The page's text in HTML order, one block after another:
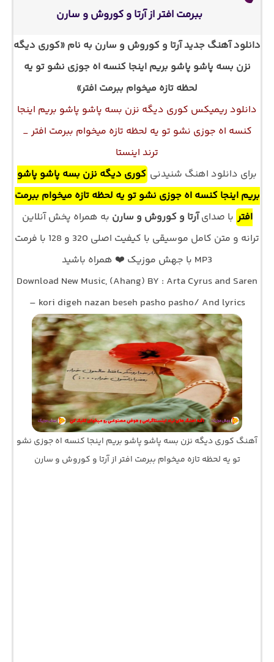
ببرمت افتر از آرتا و کوروش و سارن
دانلود آهنگ جدید آرتا و کوروش و سارن به نام «کوری دیگه
نزن بسه پاشو پاشو بریم اینجا کنسه اه جوزی نشو تو یه
لحظه تازه میخوام ببرمت افتر»
دانلود ریمیکس کوری دیگه نزن بسه پاشو پاشو بریم اینجا
کنسه اه جوزی نشو تو یه لحظه تازه میخوام ببرمت افتر _
ترند اینستا
برای دانلود اهنگ شنیدنی کوری دیگه نزن بسه پاشو پاشو
بریم اینجا کنسه اه جوزی نشو تو یه لحظه تازه میخوام ببرمت
افتر با صدایآرتا و کوروش و سارن به همراه پخش آنلاین
ترانه و متن کامل موسیقی با کیفیت اصلی 320 و 128 با فرمت
MP3 با جهش موزیک ❤️ همراه باشید
Download New Music, (Ahang) BY : Arta Cyrus and Saren
– kori digeh nazan beseh pasho pasho/ And lyrics
آهنگ کوری دیگه نزن بسه پاشو پاشو بریم اینجا کنسه اه جوزی نشو
تو یه لحظه تازه میخوام ببرمت افتر از آرتا و کوروش و سارن